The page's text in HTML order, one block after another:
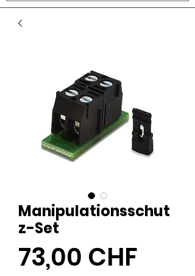
Manipulationsschut
z-Set
73,00 CHF